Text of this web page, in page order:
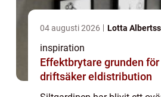
04 augusti 2026 Lotta
inspiration
Effektbrytare grunden för säker och
driftsäker eldistribution